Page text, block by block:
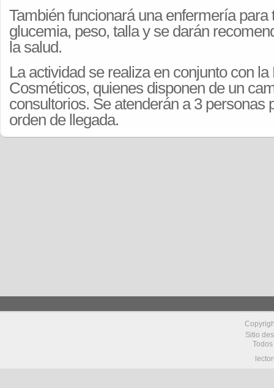
También funcionará una enfermería para
glucemia, peso, talla y se darán
la salud.
La actividad se realiza en conjunto con
Cosméticos, quienes disponen de un
consultorios. Se atenderán a 3 personas
orden de llegada.
Sitio